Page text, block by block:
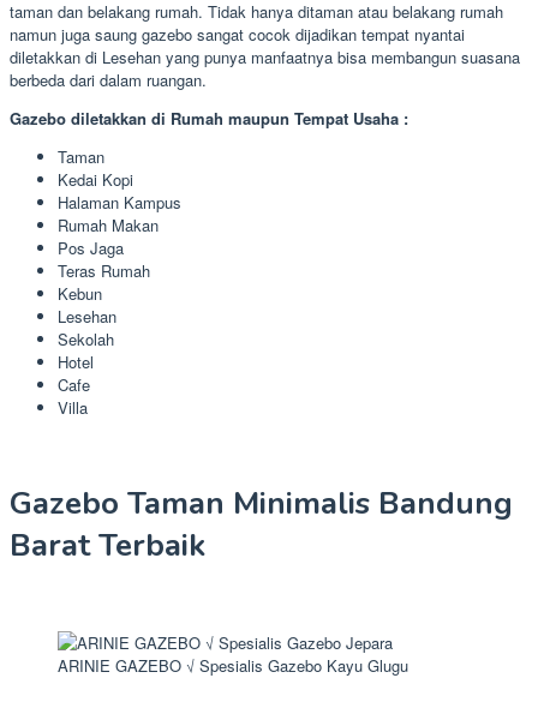
taman dan belakang rumah. Tidak hanya ditaman atau belakang rumah
namun juga saung gazebo sangat cocok dijadikan tempat nyantai
diletakkan di Lesehan yang punya manfaatnya bisa membangun suasana
berbeda dari dalam ruangan.
Gazebo diletakkan di Rumah maupun Tempat Usaha :
Taman
Kedai Kopi
Halaman Kampus
Rumah Makan
Pos Jaga
Teras Rumah
Kebun
Lesehan
Sekolah
Hotel
Cafe
Villa
Gazebo Taman Minimalis Bandung
Barat Terbaik
ARINIE GAZEBO √ Spesialis Gazebo Kayu Glugu